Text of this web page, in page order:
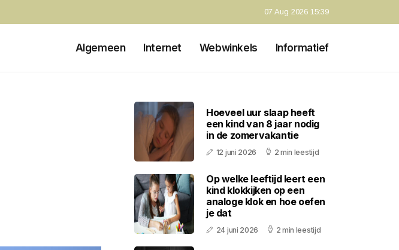
07 Aug 2026 15:39
Algemeen Internet Webwinkels Informatief
Hoeveel uur slaap heeft
een kind van 8 jaar nodig
in de zomervakantie
12 juni 2026 2 min leestijd
Op welke leeftijd leert een
kind klokkijken op een
analoge klok en hoe oefen
je dat
24 juni 2026 2 min leestijd